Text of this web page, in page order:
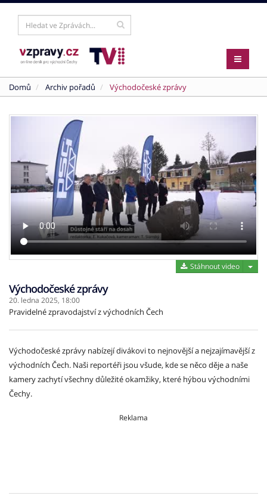
Domů Archiv pořadů Východočeské zprávy
Stáhnout video
Východočeské zprávy
20. ledna 2025, 18:00
Pravidelné zpravodajství z východních Čech
Východočeské zprávy nabízejí divákovi to nejnovější a nejzajímavější z
východních Čech. Naši reportéři jsou všude, kde se něco děje a naše
kamery zachytí všechny důležité okamžiky, které hýbou východními
Čechy.
Reklama